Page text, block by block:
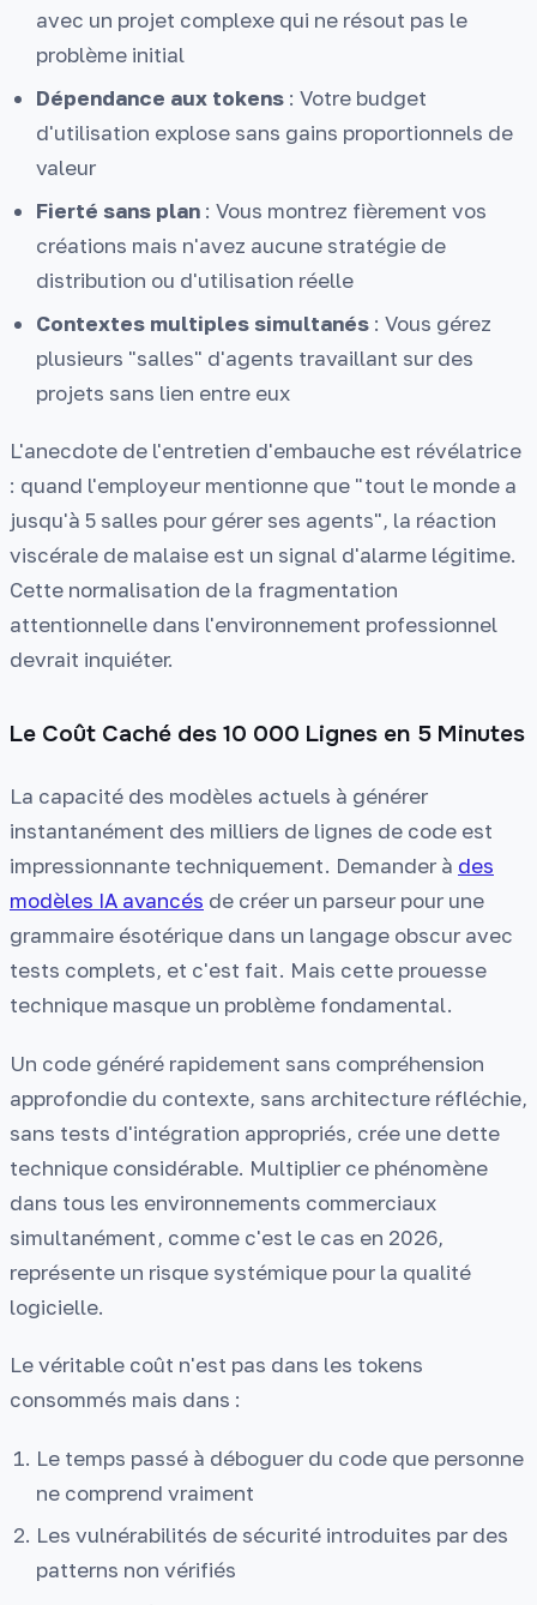
avec un projet complexe qui ne résout pas le
problème initial
Dépendance aux tokens : Votre budget
d'utilisation explose sans gains proportionnels de
valeur
Fierté sans plan : Vous montrez fièrement vos
créations mais n'avez aucune stratégie de
distribution ou d'utilisation réelle
Contextes multiples simultanés : Vous gérez
plusieurs "salles" d'agents travaillant sur des
projets sans lien entre eux
L'anecdote de l'entretien d'embauche est révélatrice
: quand l'employeur mentionne que "tout le monde a
jusqu'à 5 salles pour gérer ses agents", la réaction
viscérale de malaise est un signal d'alarme légitime.
Cette normalisation de la fragmentation
attentionnelle dans l'environnement professionnel
devrait inquiéter.
Le Coût Caché des 10 000 Lignes en 5 Minutes
La capacité des modèles actuels à générer
instantanément des milliers de lignes de code est
impressionnante techniquement. Demander à des
modèles IA avancés de créer un parseur pour une
grammaire ésotérique dans un langage obscur avec
tests complets, et c'est fait. Mais cette prouesse
technique masque un problème fondamental.
Un code généré rapidement sans compréhension
approfondie du contexte, sans architecture réfléchie,
sans tests d'intégration appropriés, crée une dette
technique considérable. Multiplier ce phénomène
dans tous les environnements commerciaux
simultanément, comme c'est le cas en 2026,
représente un risque systémique pour la qualité
logicielle.
Le véritable coût n'est pas dans les tokens
consommés mais dans :
Le temps passé à déboguer du code que personne
ne comprend vraiment
Les vulnérabilités de sécurité introduites par des
patterns non vérifiés